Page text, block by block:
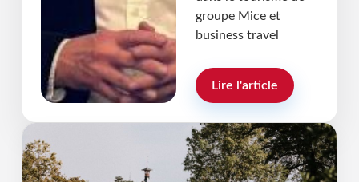
groupe Mice et
business travel
Lire l'article